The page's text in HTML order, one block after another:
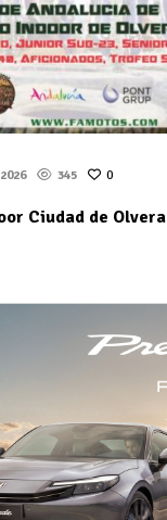
345 0
Ciudad de Olvera